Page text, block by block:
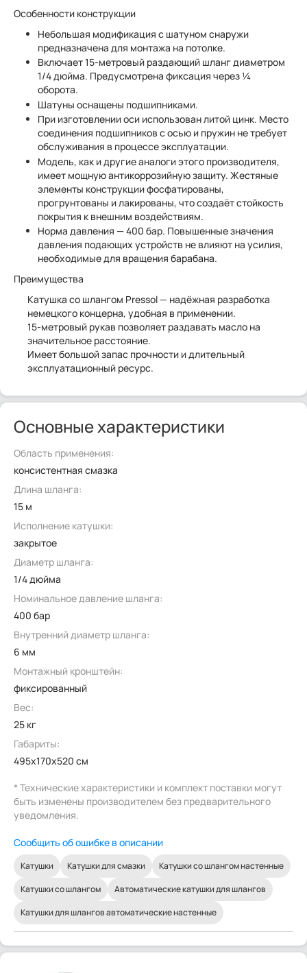
Особенности конструкции
Небольшая модификация с шатуном снаружи
предназначена для монтажа на потолке.
Включает 15-метровый раздающий шланг диаметром
1/4 дюйма. Предусмотрена фиксация через ¼
оборота.
Шатуны оснащены подшипниками.
При изготовлении оси использован литой цинк. Место
соединения подшипников с осью и пружин не требует
обслуживания в процессе эксплуатации.
Модель, как и другие аналоги этого производителя,
имеет мощную антикоррозийную защиту. Жестяные
элементы конструкции фосфатированы,
прогрунтованы и лакированы, что создаёт стойкость
покрытия к внешним воздействиям.
Норма давления — 400 бар. Повышенные значения
давления подающих устройств не влияют на усилия,
необходимые для вращения барабана.
Преимущества
Катушка со шлангом Pressol — надёжная разработка
немецкого концерна, удобная в применении.
15-метровый рукав позволяет раздавать масло на
значительное расстояние.
Имеет большой запас прочности и длительный
эксплуатационный ресурс.
Основные характеристики
Область применения:
консистентная смазка
Длина шланга:
15 м
Исполнение катушки:
закрытое
Диаметр шланга:
1/4 дюйма
Номинальное давление шланга:
400 бар
Внутренний диаметр шланга:
6 мм
Монтажный кронштейн:
фиксированный
Вес:
25 кг
Габариты:
495x170x520 см
* Технические характеристики и комплект поставки могут
быть изменены производителем без предварительного
уведомления.
Сообщить об ошибке в описании
Катушки Катушки для смазки
Катушки со шлангом настенные
Катушки со шлангом
Автоматические катушки для шлангов
Катушки для шлангов автоматические настенные